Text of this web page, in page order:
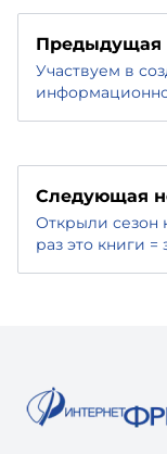
Предыдущая
Участвуем в
Следующая
Открыли сезон
раз это книги